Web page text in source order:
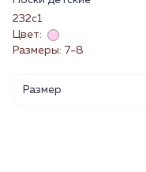
232с1
Цвет:
Размеры: 7-8
Размер